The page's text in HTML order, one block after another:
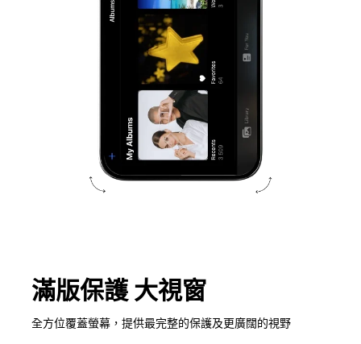
滿版保護 大視窗
全方位覆蓋螢幕，提供最完整的保護及更廣闊的視野